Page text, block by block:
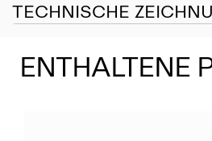
TECHNISCHE
ENTHALTENE